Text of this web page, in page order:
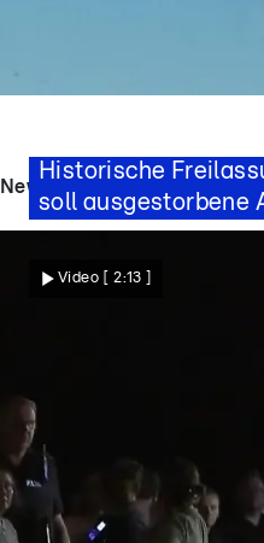
Historische
soll ausgestorbene
News - Videos
Video [ 2:13 ]